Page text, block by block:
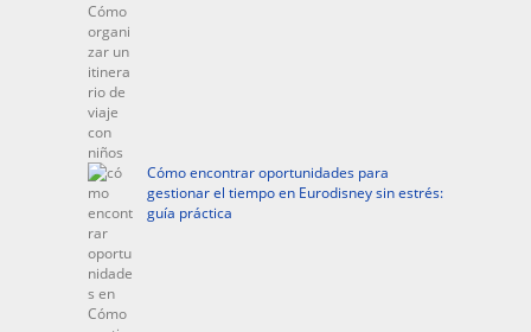
Cómo encontrar oportunidades para
gestionar el tiempo en Eurodisney sin estrés:
guía práctica